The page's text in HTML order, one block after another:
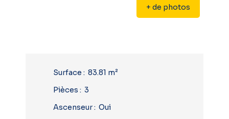
+ de photos
Surface : 83.81 m²
Pièces : 3
Ascenseur: Oui